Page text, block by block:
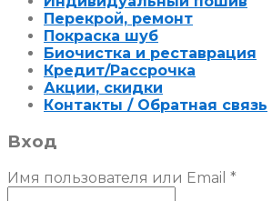
Перекрой, ремонт
Покраска шуб
Биочистка и реставрация
Кредит/Рассрочка
Акции, скидки
Контакты / Обратная связь
Вход
Имя пользователя или Email *